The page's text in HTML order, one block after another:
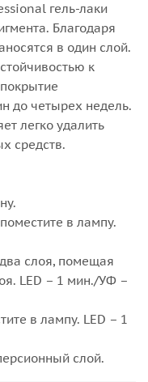
гель-лаки
Благодаря
в один слой.
к
до четырех недель.
легко удалить
средств.
в лампу.
слоя, помещая
LED – 1 мин./УФ –
в лампу. LED – 1
слой.